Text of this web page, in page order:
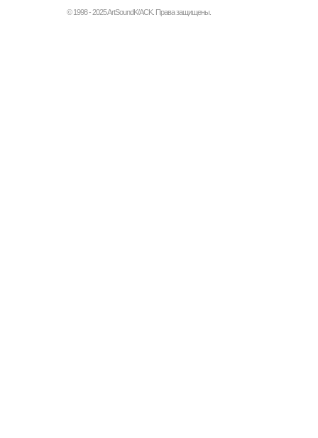
© 1998 - 2025 ArtSoundK/ACK. Права защищены.